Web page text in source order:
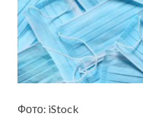
Фото: iStock